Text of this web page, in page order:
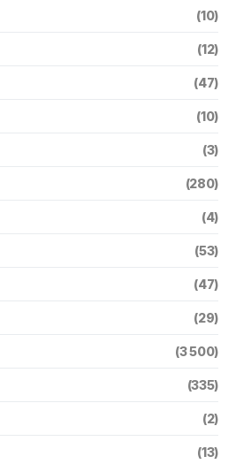
(10)
(12)
(47)
(10)
(3)
(280)
(4)
(53)
(47)
(29)
(3 500)
(335)
(2)
(13)